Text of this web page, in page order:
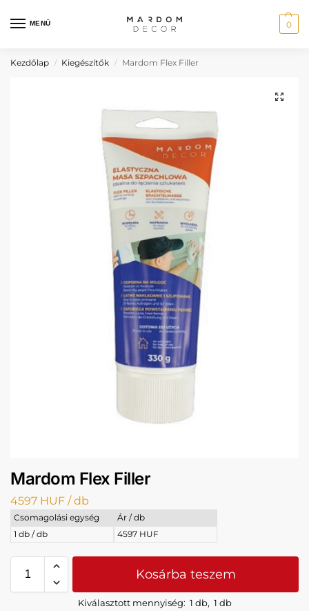
MENÜ 0
Kezdőlap / Kiegészítők / Mardom Flex Filler
Mardom Flex Filler
4597 HUF / db
Csomagolási egység
Ár / db
1 db / db
4597 HUF
Kosárba teszem
Kiválasztott mennyiség: 1 db, 1 db